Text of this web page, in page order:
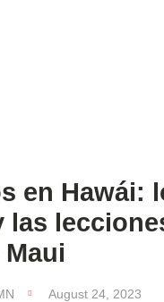
en Hawái:
las
August 24, 2023